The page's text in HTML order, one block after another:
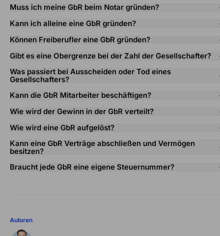
Autoren
Muss ich meine GbR beim Notar gründen?
Kann ich alleine eine GbR gründen?
Können Freiberufler eine GbR gründen?
Gibt es eine Obergrenze bei der Zahl der Gesellschafter?
Was passiert bei Ausscheiden oder Tod eines
Gesellschafters?
Kann die GbR Mitarbeiter beschäftigen?
Wie wird der Gewinn in der GbR verteilt?
Wie wird eine GbR aufgelöst?
Kann eine GbR Verträge abschließen und Vermögen
besitzen?
Braucht jede GbR eine eigene Steuernummer?